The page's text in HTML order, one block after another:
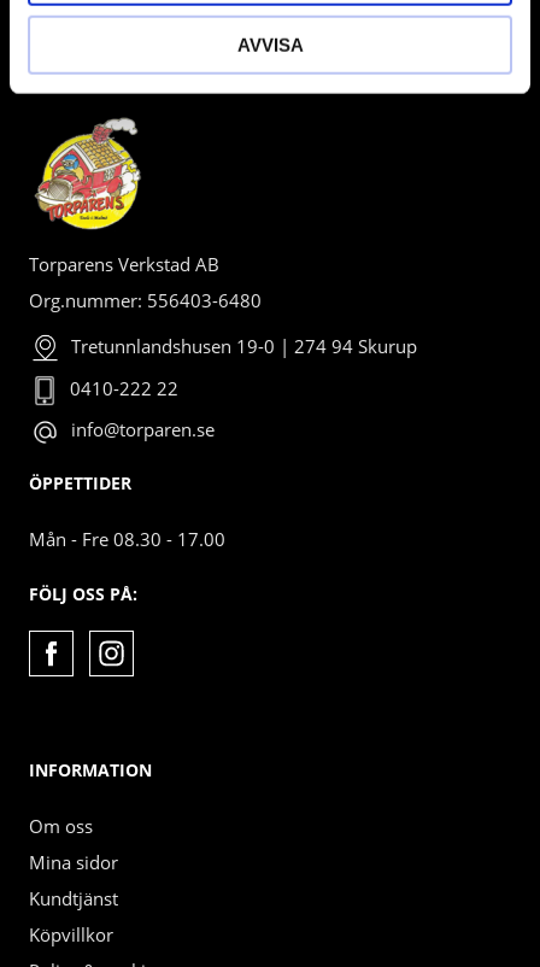
AVVISA
BUTIK
Torparens Verkstad AB
Org.nummer: 556403-6480
Tretunnlandshusen 19-0 | 274 94 Skurup
0410-222 22
info@torparen.se
ÖPPETTIDER
Mån - Fre 08.30 - 17.00
FÖLJ OSS PÅ:
INFORMATION
Om oss
Mina sidor
Kundtjänst
Köpvillkor